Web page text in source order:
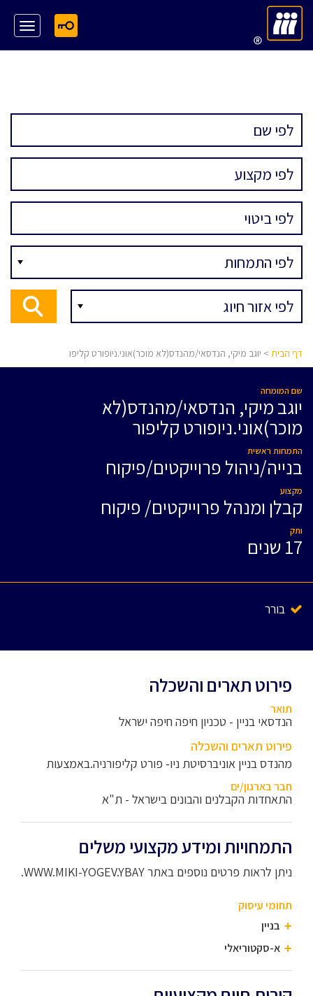
דף הבית > יוגב מיקי, הנדסאי/מהנדס(לא מוכר)אוני.ניופורט קליפו
שם המומחה
יוגב מיקי, הנדסאי/מהנדס(לא
מוכר)אוני.ניופורט קליפור
התמחות ראשית
בנייה/ניהול פרוייקטים/פיקוח
מקצוע
קבלן ומנהל פרוייקטים/ פיקוח
ותק
17 שנים
בורר
פירוט תארים והשכלה
תואר
הנדסאי בניין - טכניון חיפה חיפה ישראל
פירוט תארים והשכלה
מהנדס בניין אוניברסיטת ניו- פורט קליפורניה.באמצעות
חבר בארגון/ים
התאחדות הקבלנים והבונים בישראל - ת"א
התמחויות ומידע מקצועי משלים
ניתן לראות פרטים נוספים באתר WWW.MIKI-YOGEV.YBAY.
תחומי עיסוק
בניין
א-סקטוריאלי